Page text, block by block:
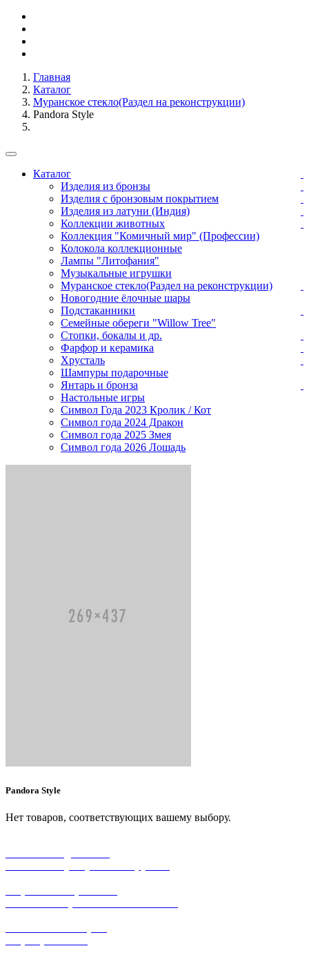
Главная
Каталог
Муранское стекло(Раздел на реконструкции)
Pandora Style
Каталог
Изделия из бронзы
Изделия с бронзовым покрытием
Изделия из латуни (Индия)
Коллекции животных
Коллекция "Комичный мир" (Профессии)
Колокола коллекционные
Лампы "Литофания"
Музыкальные игрушки
Муранское стекло(Раздел на реконструкции)
Новогодние ёлочные шары
Подстаканники
Семейные обереги "Willow Tree"
Стопки, бокалы и др.
Фарфор и керамика
Хрусталь
Шампуры подарочные
Янтарь и бронза
Настольные игры
Символ Года 2023 Кролик / Кот
Символ года 2024 Дракон
Символ года 2025 Змея
Символ года 2026 Лошадь
Pandora Style
Нет товаров, соответствующих вашему выбору.